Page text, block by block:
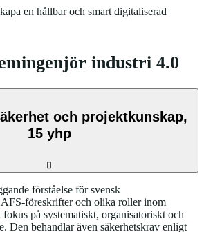
en hållbar och smart digitaliserad
industri 4.0
och projektkunskap,
15 yhp
förståelse för svensk
och olika roller inom
på systematiskt, organisatoriskt och
Den behandlar även säkerhetskrav enligt